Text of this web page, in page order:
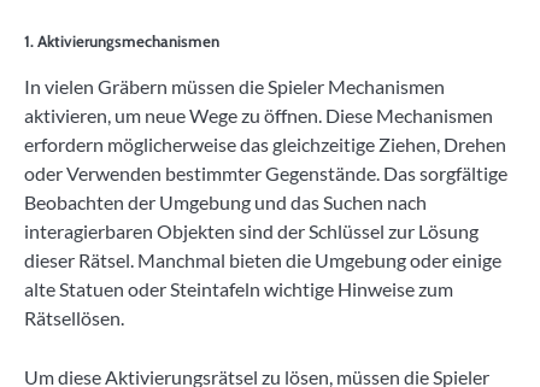
1. Aktivierungsmechanismen
In vielen Gräbern müssen die Spieler Mechanismen
aktivieren, um neue Wege zu öffnen. Diese Mechanismen
erfordern möglicherweise das gleichzeitige Ziehen, Drehen
oder Verwenden bestimmter Gegenstände. Das sorgfältige
Beobachten der Umgebung und das Suchen nach
interagierbaren Objekten sind der Schlüssel zur Lösung
dieser Rätsel. Manchmal bieten die Umgebung oder einige
alte Statuen oder Steintafeln wichtige Hinweise zum
Rätsellösen.
Um diese Aktivierungsrätsel zu lösen, müssen die Spieler